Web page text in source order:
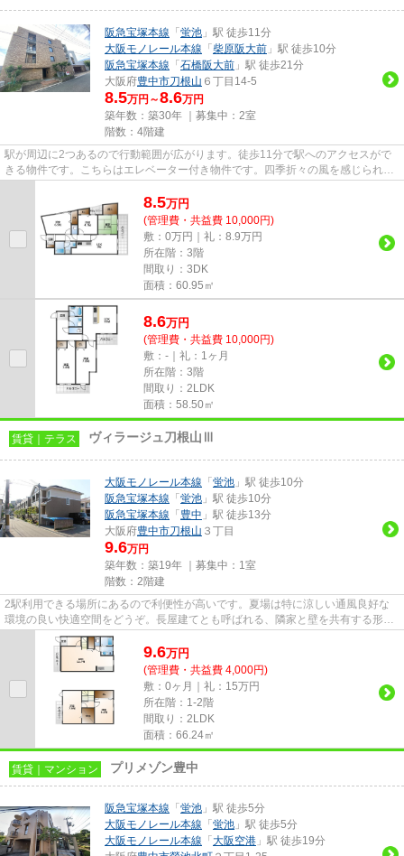
阪急宝塚本線 「 蛍池 」駅 徒歩11分
大阪モノレール本線 「 柴原阪大前 」駅 徒歩10分
阪急宝塚本線 「 石橋阪大前 」駅 徒歩21分
大阪府豊中市刀根山 ６丁目14-5
8.5万円～8.6万円
築年数：築30年 ｜募集中： 2室
階数：4階建
駅が周辺に2つあるので行動範囲が広がります。徒歩11分で駅へのアクセスがで
きる物件です。こちらはエレベーター付き物件です。四季折々の風を感じられる
8.5万円
(管理費・共益費 10,000円)
敷：0万円｜礼：8.9万円
所在階：3階
間取り：3DK
面積：60.95㎡
8.6万円
(管理費・共益費 10,000円)
敷：-｜礼：1ヶ月
所在階：3階
間取り：2LDK
面積：58.50㎡
賃貸｜テラス ヴィラージュ刀根山Ⅲ
大阪モノレール本線 「 蛍池 」駅 徒歩10分
阪急宝塚本線 「 蛍池 」駅 徒歩10分
阪急宝塚本線 「 豊中 」駅 徒歩13分
大阪府豊中市刀根山 ３丁目
9.6万円
築年数：築19年 ｜募集中： 1室
階数：2階建
2駅利用できる場所にあるので利便性が高いです。夏場は特に涼しい通風良好な
環境の良い快適空間をどうぞ。長屋建てとも呼ばれる、隣家と壁を共有する形の
テラスハウスです。駅から徒歩...
9.6万円
(管理費・共益費 4,000円)
敷：0ヶ月｜礼：15万円
所在階：1-2階
間取り：2LDK
面積：66.24㎡
賃貸｜マンション プリメゾン豊中
阪急宝塚本線 「 蛍池 」駅 徒歩5分
大阪モノレール本線 「 蛍池 」駅 徒歩5分
大阪モノレール本線 「 大阪空港 」駅 徒歩19分